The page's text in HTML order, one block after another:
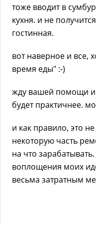
тоже вводит в
кухня. и не
гостинная.
вот наверное и все,
время еды" :-)
жду вашей помощи и
будет практичнее.
и как правило, это
некоторую часть
на что
воплощения моих
весьма затратным